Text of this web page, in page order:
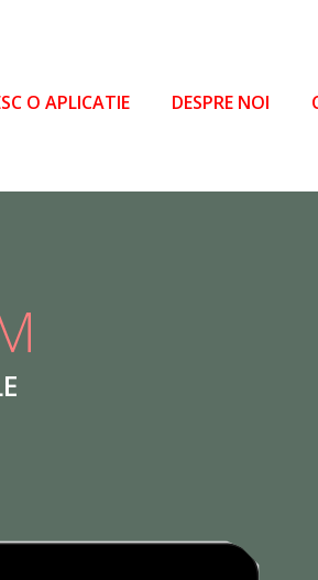
O APLICATIE DESPRE NOI